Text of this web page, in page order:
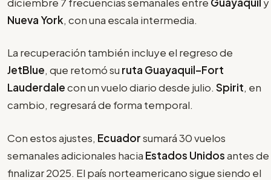
Nueva York, con una escala intermedia.
La recuperación también incluye el regreso de
JetBlue, que retomó su ruta Guayaquil–Fort
Lauderdalecon un vuelo diario desde julio. Spirit, en
cambio, regresará de forma temporal.
Con estos ajustes, Ecuadorsumará 30 vuelos
semanales adicionales hacia Estados Unidosantes de
finalizar 2025. El país norteamericano sigue siendo el